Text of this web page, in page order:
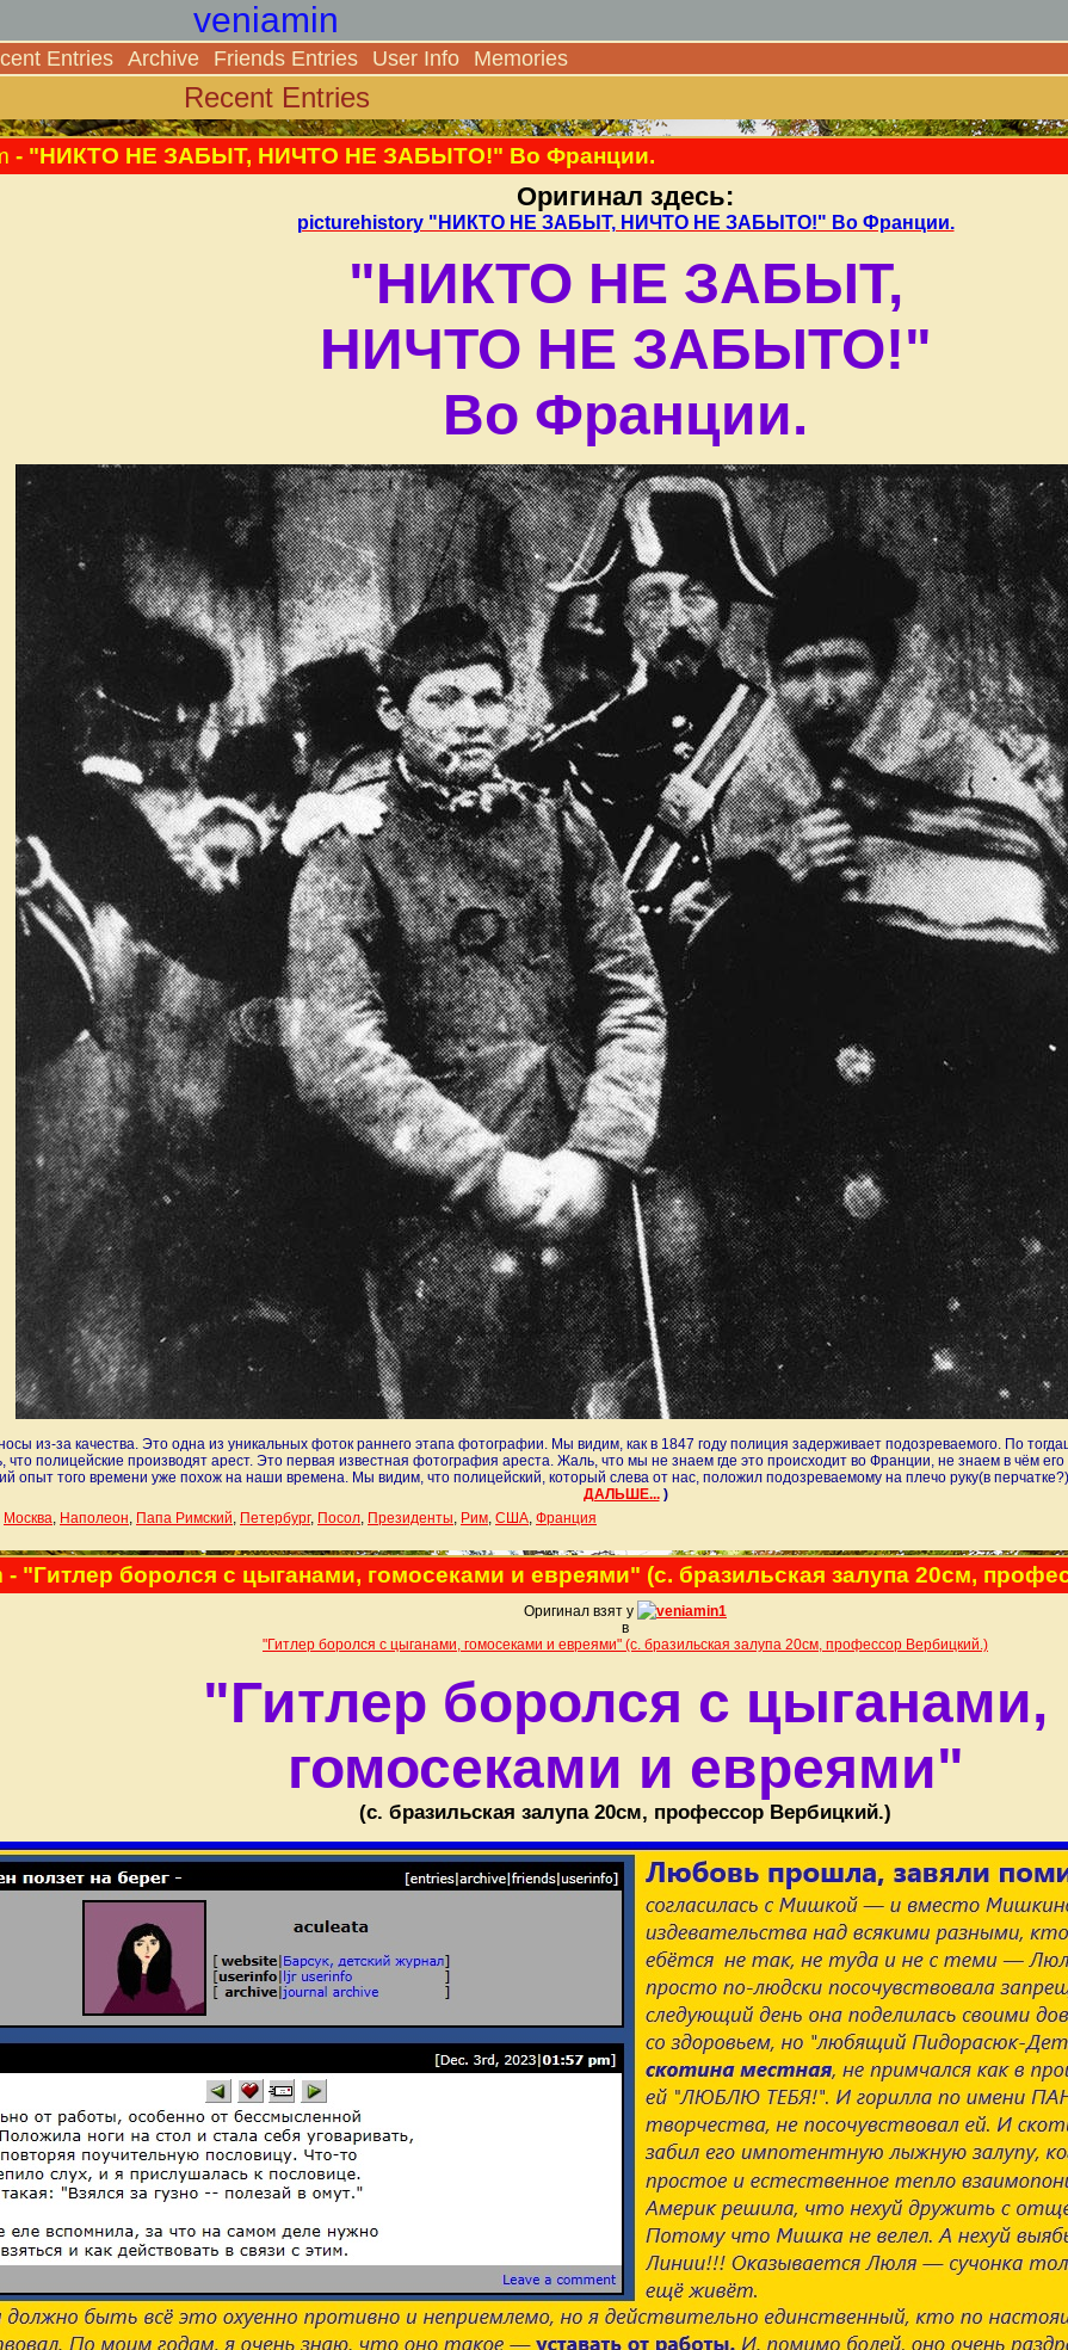
veniamin
Entries Archive Friends Entries User Info Memories
Recent Entries
- "НИКТО НЕ ЗАБЫТ, НИЧТО НЕ ЗАБЫТО!" Во Франции.
Оригинал здесь:
picturehistory "НИКТО НЕ ЗАБЫТ, НИЧТО НЕ ЗАБЫТО!" Во Франции.
"НИКТО НЕ ЗАБЫТ,
НИЧТО НЕ ЗАБЫТО!"
Во Франции.
из-за качества. Это одна из уникальных фоток раннего этапа фотографии. Мы видим, как в 1847 году полиция задерживает подозреваемого. По
что полицейские производят арест. Это первая известная фотография ареста. Жаль, что мы не знаем где это происходит во Франции, не знаем в чём
опыт того времени уже похож на наши времена. Мы видим, что полицейский, который слева от нас, положил подозреваемому на плечо руку(в
ДАЛЬШЕ...)
Москва, Наполеон, Папа Римский, Петербург, Посол, Президенты, Рим, США, Франция
- "Гитлер боролся с цыганами, гомосеками и евреями" (c. бразильская залупа 20см,
Оригинал взят у
veniamin1
в
"Гитлер боролся с цыганами, гомосеками и евреями" (c. бразильская залупа 20см, профессор Вербицкий.)
"Гитлер боролся с цыганами,
гомосеками и евреями"
(c. бразильская залупа 20см, профессор Вербицкий.)